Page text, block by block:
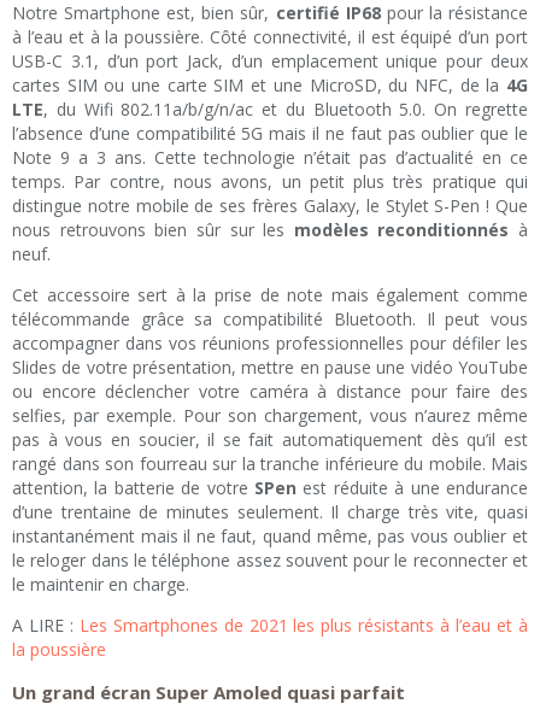
Notre Smartphone est, bien sûr, certifié IP68pour la résistance
à l’eau et à la poussière. Côté connectivité, il est équipé d’un port
USB-C 3.1, d’un port Jack, d’un emplacement unique pour deux
cartes SIM ou une carte SIM et une MicroSD, du NFC, de la 4G
LTE, du Wifi 802.11a/b/g/n/ac et du Bluetooth 5.0. On regrette
l’absence d’une compatibilité 5G mais il ne faut pas oublier que le
Note 9 a 3 ans. Cette technologie n’était pas d’actualité en ce
temps. Par contre, nous avons, un petit plus très pratique qui
distingue notre mobile de ses frères Galaxy, le Stylet S-Pen ! Que
nous retrouvons bien sûr sur les modèles reconditionnés à
neuf.
Cet accessoire sert à la prise de note mais également comme
télécommande grâce sa compatibilité Bluetooth. Il peut vous
accompagner dans vos réunions professionnelles pour défiler les
Slides de votre présentation, mettre en pause une vidéo YouTube
ou encore déclencher votre caméra à distance pour faire des
selfies, par exemple. Pour son chargement, vous n’aurez même
pas à vous en soucier, il se fait automatiquement dès qu’il est
rangé dans son fourreau sur la tranche inférieure du mobile. Mais
attention, la batterie de votre SPen est réduite à une endurance
d’une trentaine de minutes seulement. Il charge très vite, quasi
instantanément mais il ne faut, quand même, pas vous oublier et
le reloger dans le téléphone assez souvent pour le reconnecter et
le maintenir en charge.
A LIRE : Les Smartphones de 2021 les plus résistants à l’eau et à
la poussière
Un grand écran Super Amoled quasi parfait